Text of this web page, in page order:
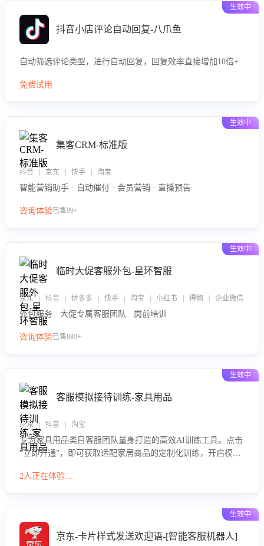
生效中
抖音小店评论自动回复-八爪鱼
自动筛选评论类型，进行自动回复，回复效率直接增加10倍+
免费试用
生效中
集客CRM-标准版
抖音 | 京东 | 快手 | 淘宝
智能营销助手 · 自动催付 · 会员营销 · 直播预告
咨询体验已售99+
生效中
临时大促客服外包-星环智服
京东 | 抖音 | 拼多多 | 快手 | 淘宝 | 小红书 | 得物 | 企业微信
外包服务 · 大促专属客服团队 · 岗前培训
咨询体验已售889+
生效中
客服模拟接待训练-家具用品
京东 | 抖音 | 淘宝
专为家具用品类目客服团队量身打造的高效AI训练工具。点击
“立即开通”，即可获取适配家居商品的定制化训练，开启模拟
参数咨询等高频场景下的专业应对能力。
2人正在体验...
生效中
京东-卡片样式发送欢迎语-[智能客服机器人]